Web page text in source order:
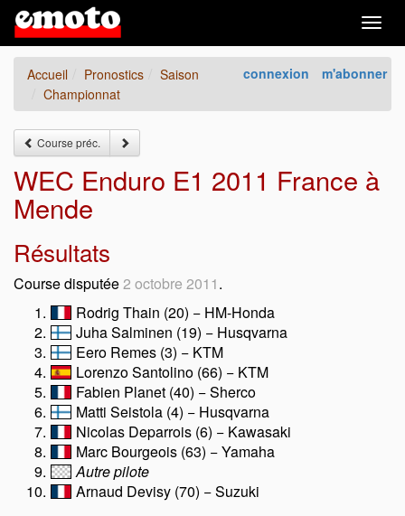
connexion m'abonner
Accueil Pronostics
Saison
Championnat
Course préc.
WEC Enduro E1 2011 France à
Mende
Résultats
Course disputée2 octobre 2011.
Rodrig Thain (20) − HM-Honda
Juha Salminen (19) − Husqvarna
Eero Remes (3) − KTM
Lorenzo Santolino (66) − KTM
Fabien Planet (40) − Sherco
Matti Seistola (4) − Husqvarna
Nicolas Deparrois (6) − Kawasaki
Marc Bourgeois (63) − Yamaha
Autre pilote
Arnaud Devisy (70) − Suzuki